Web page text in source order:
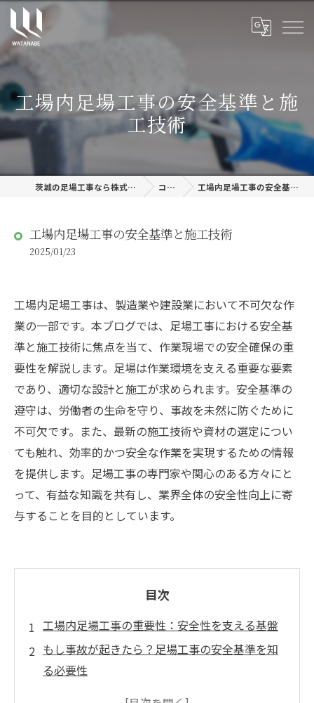
工場内足場工事の安全基準と施
工技術
茨城の足場工事なら株式会社渡邊建設 コラム 工場内足場工事の安全基準と施工技術
工場内足場工事の安全基準と施工技術
2025/01/23
工場内足場工事は、製造業や建設業において不可欠な作
業の一部です。本ブログでは、足場工事における安全基
準と施工技術に焦点を当て、作業現場での安全確保の重
要性を解説します。足場は作業環境を支える重要な要素
であり、適切な設計と施工が求められます。安全基準の
遵守は、労働者の生命を守り、事故を未然に防ぐために
不可欠です。また、最新の施工技術や資材の選定につい
ても触れ、効率的かつ安全な作業を実現するための情報
を提供します。足場工事の専門家や関心のある方々にと
って、有益な知識を共有し、業界全体の安全性向上に寄
与することを目的としています。
目次
工場内足場工事の重要性：安全性を支える基盤
もし事故が起きたら？足場工事の安全基準を知
る必要性
最新の施工技術：安全を確保するための新しい